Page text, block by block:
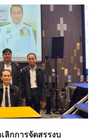
ลิกการจัดสรรงบ